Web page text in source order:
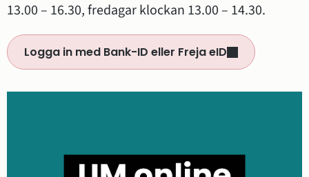
13.00 – 16.30, fredagar klockan 13.00 – 14.30.
Logga in med Bank-ID eller Freja eID
(länk till annan